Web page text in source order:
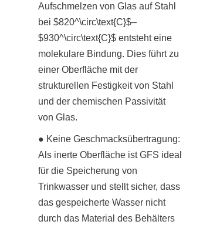
Aufschmelzen von Glas auf Stahl
bei $820^\circ\text{C}$–
$930^\circ\text{C}$ entsteht eine
molekulare Bindung. Dies führt zu
einer Oberfläche mit der
strukturellen Festigkeit von Stahl
und der chemischen Passivität
von Glas.
● Keine Geschmacksübertragung:
Als inerte Oberfläche ist GFS ideal
für die Speicherung von
Trinkwasser und stellt sicher, dass
das gespeicherte Wasser nicht
durch das Material des Behälters